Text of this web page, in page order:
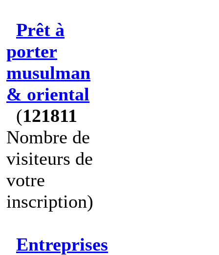
Prêt à
porter
musulman
& oriental
(121811
Nombre de
visiteurs de
votre
inscription)
Entreprises